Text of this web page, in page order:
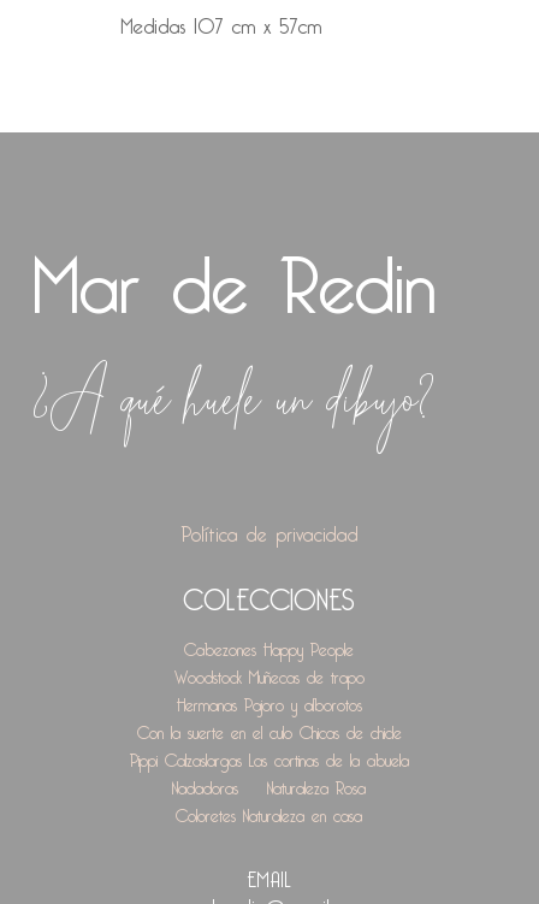
Medidas 107 cm x 57cm
Mar de Redin
¿A qué huele un dibujo?
Política de privacidad
COLECCIONES
Cabezones Happy People
WoodstockMuñecas de trapo
HermanasPajoro y alborotos
Con la suerte en el culoChicas de chicle
Pippi CalzaslargasLas cortinas de la abuela
Nadadoras Naturaleza Rosa
Coloretes Naturaleza en casa
EMAIL